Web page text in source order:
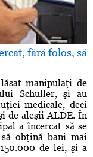
fără folos, să
manipulaţi de
Schuller, şi au
medicale, deci
de aleşii ALDE. În
a încercat să se
să obţină bani mai
de lei, şi a